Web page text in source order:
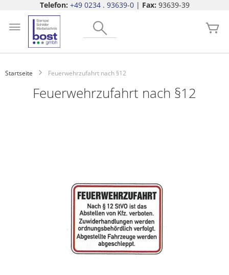
Telefon: +49 0234 . 93639-0| Fax: 93639-39
springen
Startseite Feuerwehrzufahrt nach §12
Feuerwehrzufahrt nach §12